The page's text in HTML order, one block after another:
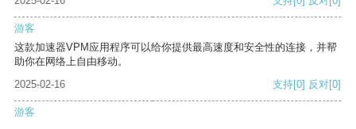
游客
这款加速器VPM应用程序可以给你提供最高速度和安全性的连接，并帮
助你在网络上自由移动。
2025-02-16
支持[0] 反对[0]
游客